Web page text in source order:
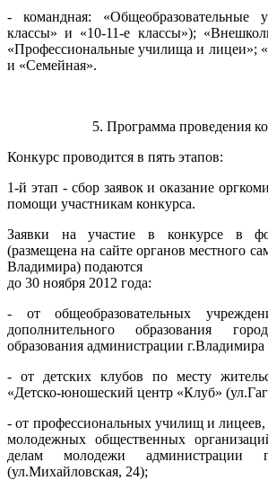
- командная: «Общеобразовательные
классы» и «10-11-е классы»);
«Профессиональные училища и лицеи»;
и «Семейная».
5. Программа проведения
Конкурс проводится в пять этапов:
1-й этап - сбор заявок и оказание
помощи участникам конкурса.
Заявки на участие в конкурсе в
(размещена на сайте органов местного
Владимира) подаются
до 30 ноября 2012 года:
- от общеобразовательных
дополнительного образования
образования администрации г.Владимира
- от детских клубов по месту
«Детско-юношеский центр «Клуб»
- от профессиональных училищ и
молодежных общественных
делам молодежи администрации
(ул.Михайловская, 24);